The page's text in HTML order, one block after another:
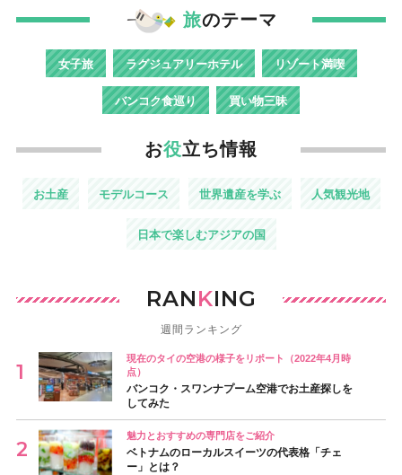
旅のテーマ
女子旅 ラグジュアリーホテル リゾート満喫
バンコク食巡り 買い物三昧
お役立ち情報
お土産 モデルコース 世界遺産を学ぶ 人気観光地
日本で楽しむアジアの国
RANKING
週間ランキング
現在のタイの空港の様子をリポート（2022年4月時
点）
バンコク・スワンナプーム空港でお土産探しを
してみた
魅力とおすすめの専門店をご紹介
ベトナムのローカルスイーツの代表格「チェ
ー」とは？